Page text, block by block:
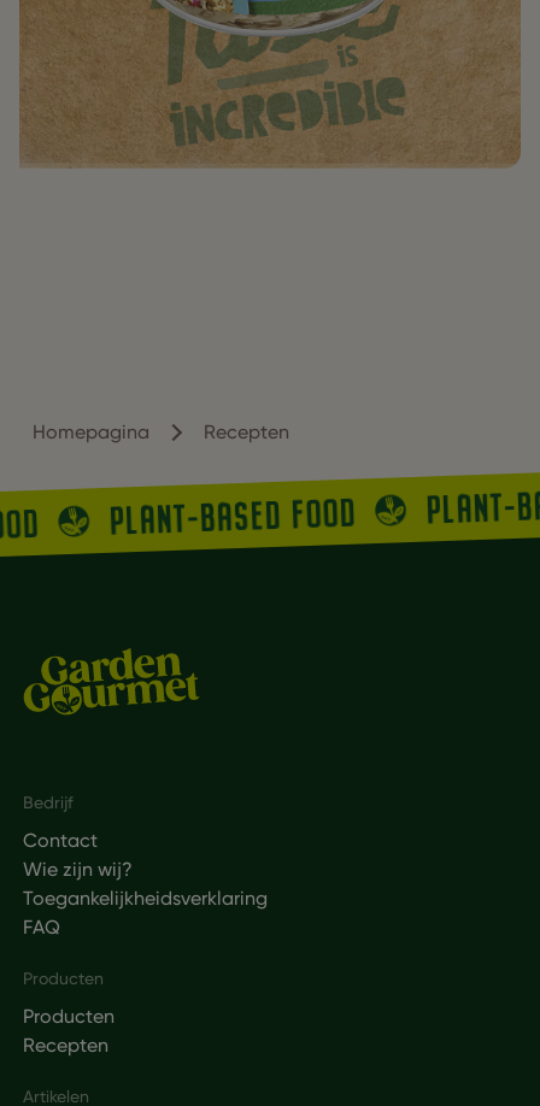
Homepagina Recepten
PLANT-BASED FOOD PLANT-
Footer
Bedrijf
Contact
Wie zijn wij?
Toegankelijkheidsverklaring
FAQ
Producten
Producten
Recepten
Artikelen